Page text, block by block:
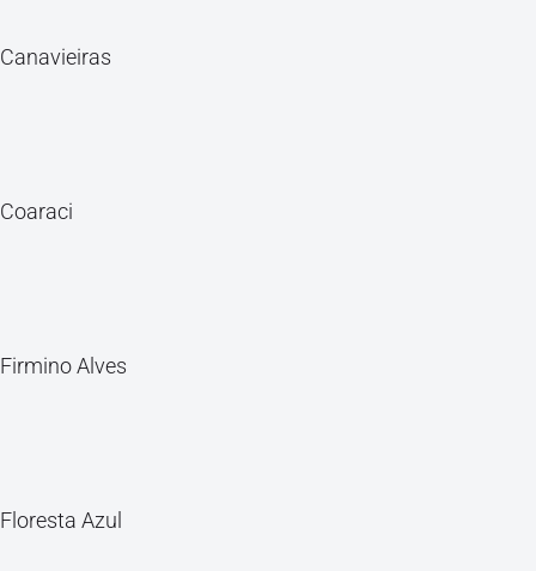
Canavieiras
Coaraci
Firmino Alves
Floresta Azul